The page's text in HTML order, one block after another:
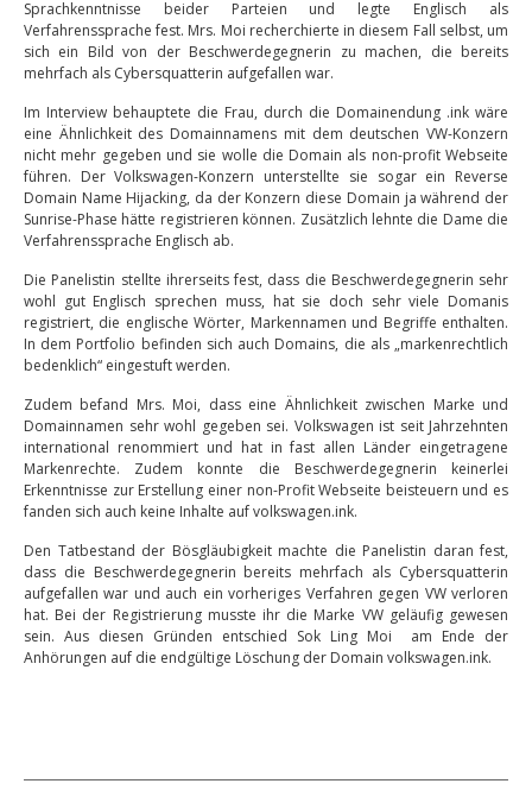
Sprachkenntnisse beider Parteien und legte Englisch als
Verfahrenssprache fest. Mrs. Moi recherchierte in diesem Fall selbst, um
sich ein Bild von der Beschwerdegegnerin zu machen, die bereits
mehrfach als Cybersquatterin aufgefallen war.
Im Interview behauptete die Frau, durch die Domainendung .ink wäre
eine Ähnlichkeit des Domainnamens mit dem deutschen VW-Konzern
nicht mehr gegeben und sie wolle die Domain als non-profit Webseite
führen. Der Volkswagen-Konzern unterstellte sie sogar ein Reverse
Domain Name Hijacking, da der Konzern diese Domain ja während der
Sunrise-Phase hätte registrieren können. Zusätzlich lehnte die Dame die
Verfahrenssprache Englisch ab.
Die Panelistin stellte ihrerseits fest, dass die Beschwerdegegnerin sehr
wohl gut Englisch sprechen muss, hat sie doch sehr viele Domanis
registriert, die englische Wörter, Markennamen und Begriffe enthalten.
In dem Portfolio befinden sich auch Domains, die als „markenrechtlich
bedenklich“ eingestuft werden.
Zudem befand Mrs. Moi, dass eine Ähnlichkeit zwischen Marke und
Domainnamen sehr wohl gegeben sei. Volkswagen ist seit Jahrzehnten
international renommiert und hat in fast allen Länder eingetragene
Markenrechte. Zudem konnte die Beschwerdegegnerin keinerlei
Erkenntnisse zur Erstellung einer non-Profit Webseite beisteuern und es
fanden sich auch keine Inhalte auf volkswagen.ink.
Den Tatbestand der Bösgläubigkeit machte die Panelistin daran fest,
dass die Beschwerdegegnerin bereits mehrfach als Cybersquatterin
aufgefallen war und auch ein vorheriges Verfahren gegen VW verloren
hat. Bei der Registrierung musste ihr die Marke VW geläufig gewesen
sein. Aus diesen Gründen entschied Sok Ling Moi am Ende der
Anhörungen auf die endgültige Löschung der Domain volkswagen.ink.